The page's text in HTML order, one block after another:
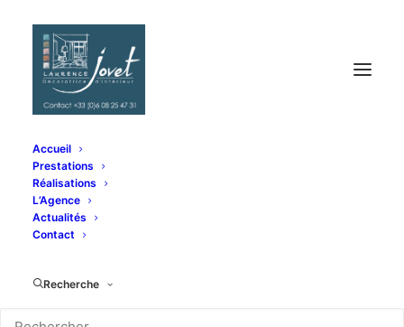
Accueil
Prestations
Réalisations
L’Agence
Actualités
Contact
Recherche
Bienvenue chez Lynda et Aurélien
Accueil